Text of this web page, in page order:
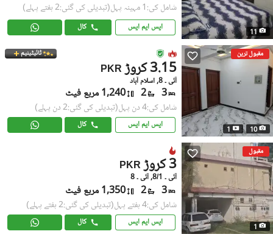
11
شامل کی:1 مہینہ پہل (تبدیلی کی گئی:2 ہفتے پہلے)
ایس ایم ایس کال
مقبول ترین
10
1
ٹائیٹینیم
PKR 3.15 کروڑ
آئی ۔ 8, اسلام آباد
3
2 1,240 مربع فیٹ
شامل کی:4 دن پہل (تبدیلی کی گئی:2 دن پہلے)
ایس ایم ایس کال
مقبول
1
PKR 3 کروڑ
آئی ۔ 8/1, آئی ۔ 8
3
2 1,350 مربع فیٹ
شامل کی:4 ہفتے پہل (تبدیلی کی گئی:2 ہفتے پہلے)
ایس ایم ایس کال